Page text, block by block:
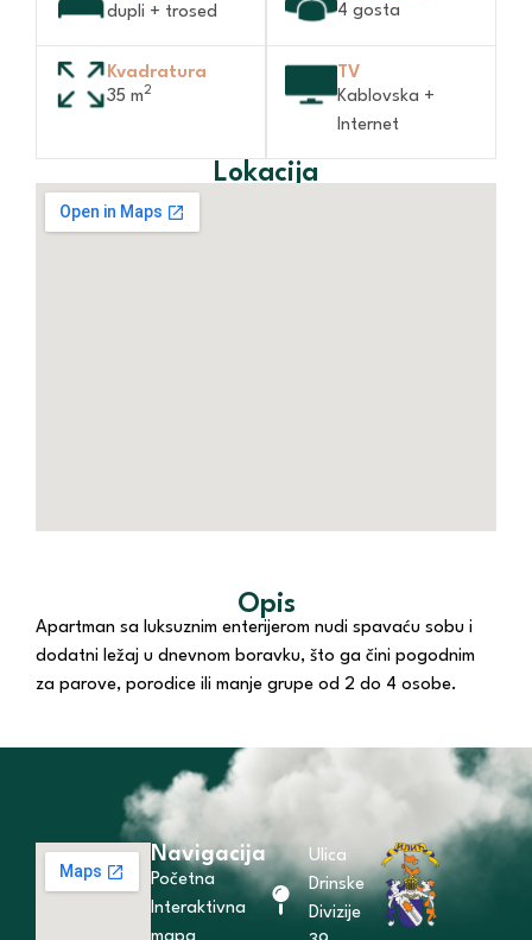
dupli + trosed
4 gosta
Kvadratura
35 m2
TV
Kablovska +
Internet
Lokacija
Opis
Apartman sa luksuznim enterijerom nudi spavaću sobu i
dodatni ležaj u dnevnom boravku, što ga čini pogodnim
za parove, porodice ili manje grupe od 2 do 4 osobe.
Navigacija
Početna
Interaktivna
Ulica
Drinske
Divizije